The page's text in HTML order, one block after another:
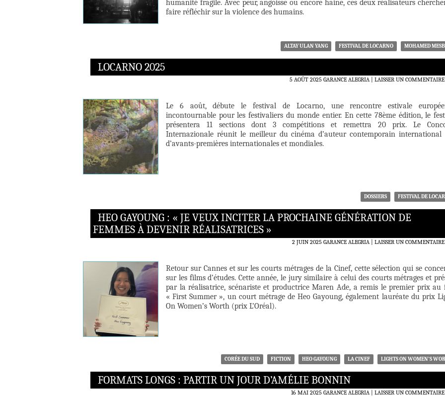
humanité fragile. Avec peur, angoisse ou encore haine, ces deux réalisateurs
faire réfléchir sur la violence des humains.
ALTAY ULAN YANG FESTIVAL DE LOCARNO MOHAMED
LOCARNO 2025
5 AOÛT 2025 GARANCE ALEGRIA LAISSER UN COMMENTAIRE|
Le 6 août, débute le festival de Locarno, une rencontre estivale
incontournable pour les festivaliers du monde entier. En cette 78ème édition, le
présentera 11 sections dont 3 compétitions et remettra 20 prix. Le
Internazionale réunit le meilleur du cinéma d’auteur contemporain international
d’avants-premières internationales et mondiales.
DOSSIERS FESTIVAL DE
HEO GAYOUNG : « JE VEUX INCITER LA PROCHAINE GÉNÉRATION DE
FEMMES À DEVENIR RÉALISATRICES »
2 JUIN 2025 GARANCE ALEGRIA LAISSER UN COMMENTAIRE|
Retour sur Cannes et sur les courts métrages de la Cinef, cette sélection qui se
sur les films d’études. Cette année, le jury similaire à celui des courts métrages et
par la réalisatrice, scénariste et productrice Maren Ade, a remis le premier prix au
« First Summer », un court métrage de Heo Gayoung, également lauréate du prix
On Women’s Worth (prix L’Oréal).
CORÉE DU SUD FICTION HEO GAYOUNG LA CINEF LIGHTS ON WOMEN’S
FORMATS LONGS : PARTIR UN JOUR D’AMÉLIE BONNIN
16 MAI 2025 GARANCE ALEGRIA LAISSER UN COMMENTAIRE|